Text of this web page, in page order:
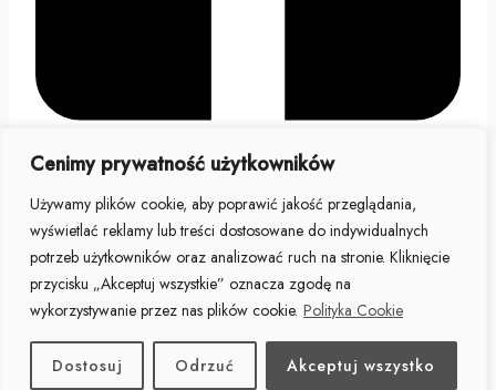
Cenimy prywatność użytkowników
Używamy plików cookie, aby poprawić jakość przeglądania,
wyświetlać reklamy lub treści dostosowane do indywidualnych
potrzeb użytkowników oraz analizować ruch na stronie. Kliknięcie
przycisku „Akceptuj wszystkie” oznacza zgodę na
wykorzystywanie przez nas plików cookie. Polityka Cookie
Dostosuj Odrzuć Akceptuj wszystko
Facebook
Bezpieczne płatności